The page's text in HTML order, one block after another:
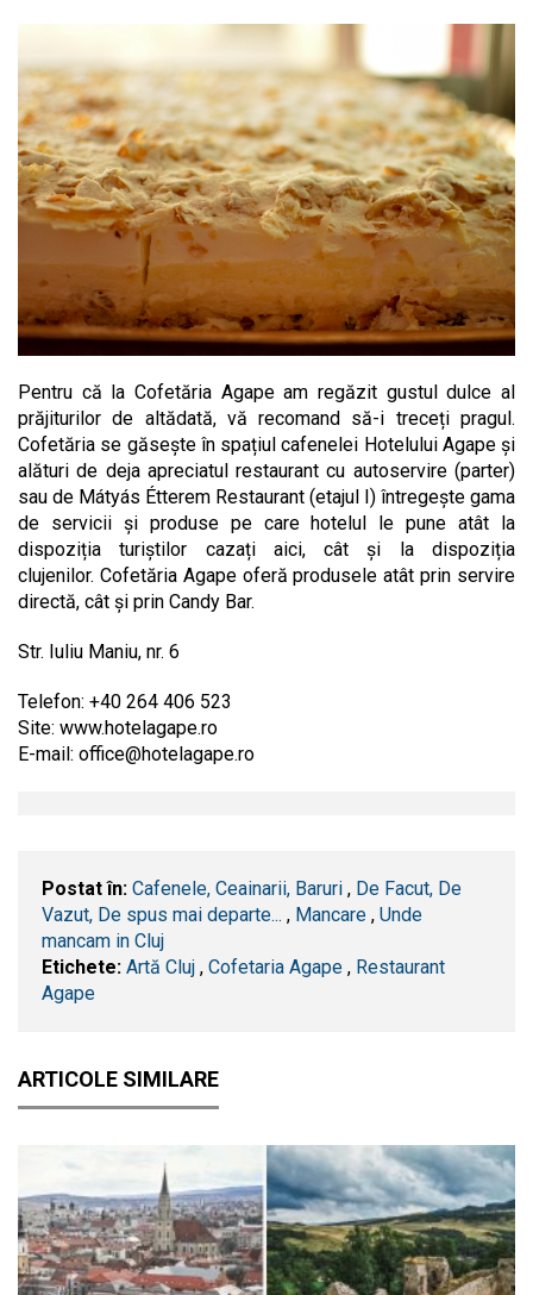
Pentru că la Cofetăria Agape am regăzit gustul dulce al
prăjiturilor de altădată, vă recomand să-i treceți pragul.
Cofetăria se găsește în spațiul cafenelei Hotelului Agape și
alături de deja apreciatul restaurant cu autoservire (parter)
sau de Mátyás Étterem Restaurant (etajul I) întregește gama
de servicii și produse pe care hotelul le pune atât la
dispoziția turiștilor cazați aici, cât și la dispoziția
clujenilor. Cofetăria Agape oferă produsele atât prin servire
directă, cât și prin Candy Bar.
Str. Iuliu Maniu, nr. 6
Telefon: +40 264 406 523
Site: www.hotelagape.ro
E-mail: office@hotelagape.ro
Postat în: Cafenele, Ceainarii, Baruri , De Facut, De
Vazut, De spus mai departe... , Mancare , Unde
mancam in Cluj
Etichete: Artă Cluj , Cofetaria Agape , Restaurant
Agape
ARTICOLE SIMILARE